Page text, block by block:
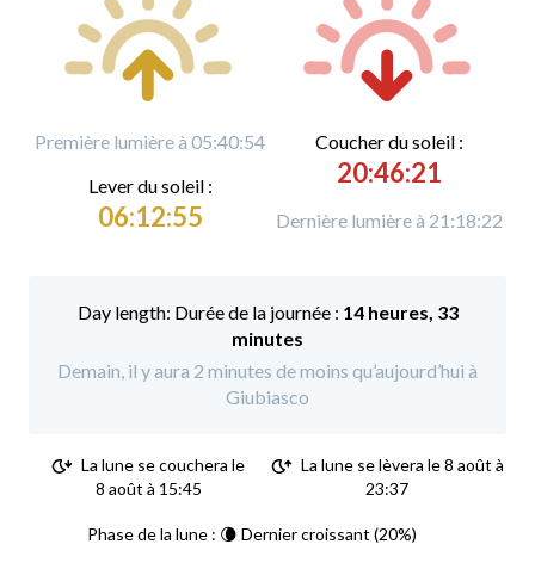
Première lumière à 05:40:54
Lever du soleil :
06:12:55
Coucher du soleil :
20:46:21
Dernière lumière à 21:18:22
Durée de la journée : 14 heures, 33
minutes
Demain, il y aura 2 minutes de moins qu’aujourd’hui à
Giubiasco
La lune se couchera le
8 août à 15:45
La lune se lèvera le 8 août à
23:37
Phase de la lune : 🌘 Dernier croissant (20%)